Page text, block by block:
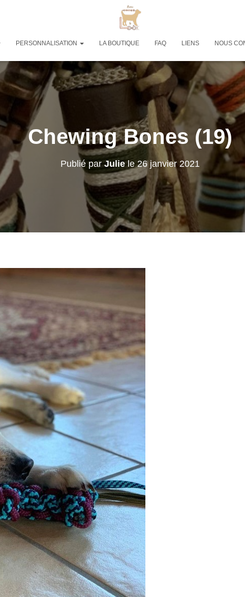
PERSONNALISATION LA BOUTIQUE FAQ LIENS NOUS
Chewing Bones (19)
Publié parJuliele26 janvier 2021